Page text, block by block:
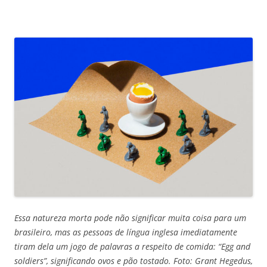
Essa natureza morta pode não significar muita coisa para um
brasileiro, mas as pessoas de língua inglesa imediatamente
tiram dela um jogo de palavras a respeito de comida: “Egg and
soldiers”, significando ovos e pão tostado. Foto: Grant Hegedus,